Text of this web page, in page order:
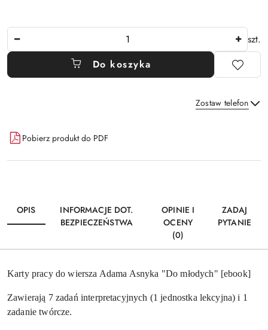
szt.
Do koszyka
Zostaw telefon
Dostępność
i
dostawa
Pobierz produkt do PDF
OPIS
INFORMACJE DOT.
BEZPIECZEŃSTWA
OPINIE I
OCENY
(0)
ZADAJ
PYTANIE
Karty pracy do wiersza Adama Asnyka "Do młodych" [ebook]
Zawierają 7 zadań interpretacyjnych (1 jednostka lekcyjna) i 1
zadanie twórcze.